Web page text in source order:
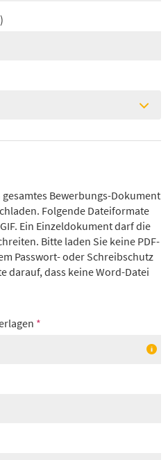
Bewerbungs-Dokument
Folgende Dateiformate
Ein Einzeldokument darf die
Bitte laden Sie keine PDF-
Passwort- oder Schreibschutz
darauf, dass keine Word-Datei
*